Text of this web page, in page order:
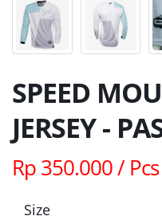
SPEED
JERSEY -
Rp 350.000 / Pcs
Size